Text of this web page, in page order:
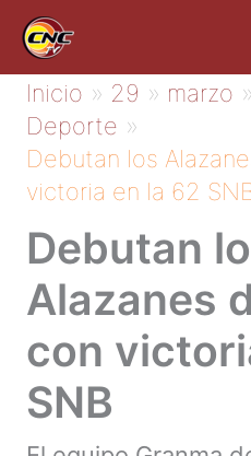
contenido
Inicio 29 marzo
Deporte
Debutan los
victoria en la 62
Debutan
Alazanes
con
SNB